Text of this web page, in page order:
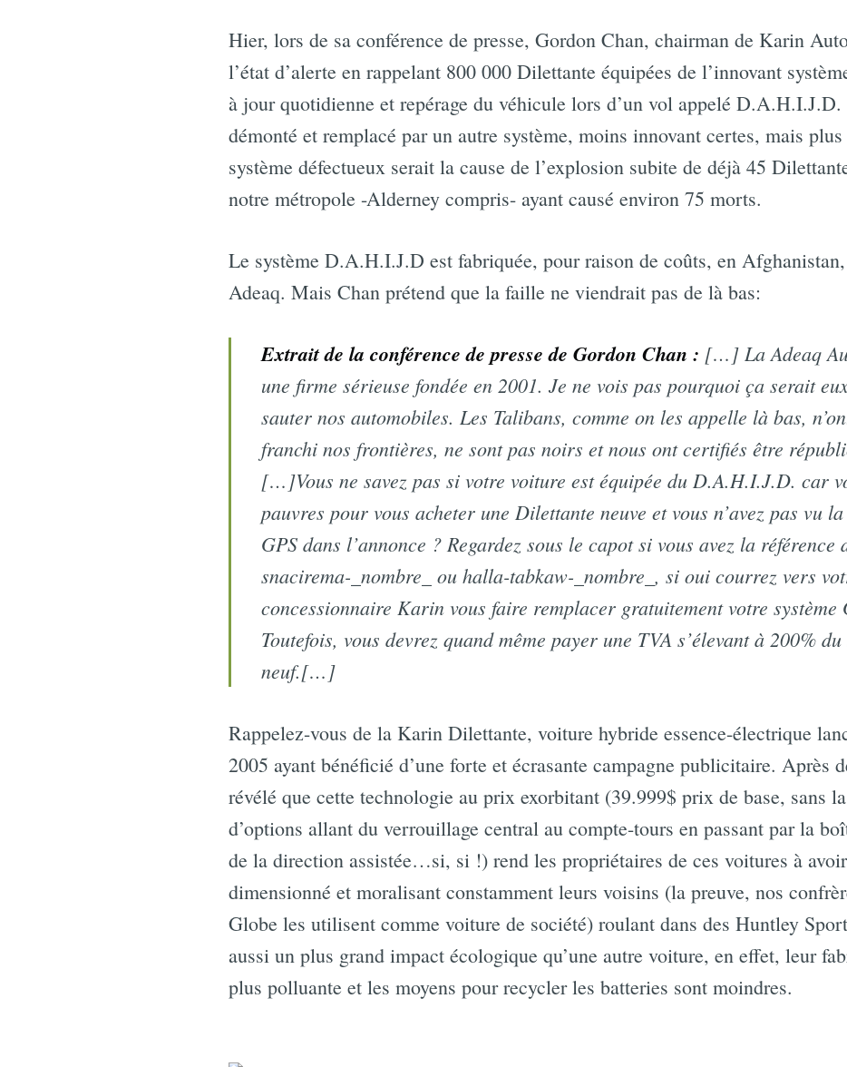
Hier, lors de sa conférence de presse, Gordon Chan, chairman de Karin
l’état d’alerte en rappelant 800 000 Dilettante équipées de l’innovant
à jour quotidienne et repérage du véhicule lors d’un vol appelé D.A.H.I.J.D.
démonté et remplacé par un autre système, moins innovant certes, mais
système défectueux serait la cause de l’explosion subite de déjà 45
notre métropole -Alderney compris- ayant causé environ 75 morts.
Le système D.A.H.I.J.D est fabriquée, pour raison de coûts, en
Adeaq. Mais Chan prétend que la faille ne viendrait pas de là bas:
Extrait de la conférence de presse de Gordon Chan : […] La Adeaq
une firme sérieuse fondée en 2001. Je ne vois pas pourquoi ça serait
sauter nos automobiles. Les Talibans, comme on les appelle là bas,
franchi nos frontières, ne sont pas noirs et nous ont certifiés être
[…]Vous ne savez pas si votre voiture est équipée du D.A.H.I.J.D. car
pauvres pour vous acheter une Dilettante neuve et vous n’avez pas vu
GPS dans l’annonce ? Regardez sous le capot si vous avez la référence
snacirema-_nombre_ ou halla-tabkaw-_nombre_, si oui courrez vers
concessionnaire Karin vous faire remplacer gratuitement votre système
Toutefois, vous devrez quand même payer une TVA s’élevant à 200% du
neuf.[…]
Rappelez-vous de la Karin Dilettante, voiture hybride essence-électrique
2005 ayant bénéficié d’une forte et écrasante campagne publicitaire. Après
révélé que cette technologie au prix exorbitant (39.999$ prix de base, sans
d’options allant du verrouillage central au compte-tours en passant par la
de la direction assistée…si, si !) rend les propriétaires de ces voitures à
dimensionné et moralisant constamment leurs voisins (la preuve, nos
Globe les utilisent comme voiture de société) roulant dans des Huntley
aussi un plus grand impact écologique qu’une autre voiture, en effet, leur
plus polluante et les moyens pour recycler les batteries sont moindres.